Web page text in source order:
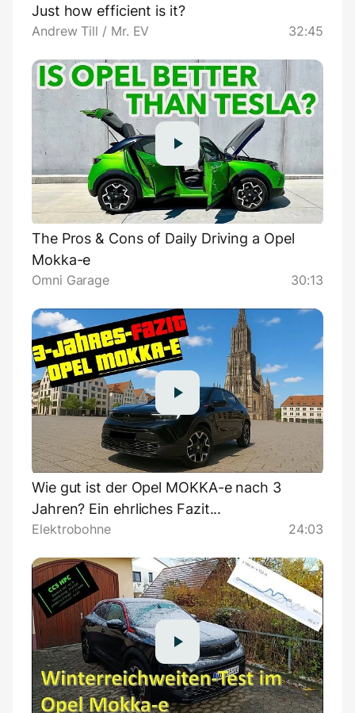
Just how efficient is it?
Andrew Till / Mr. EV 32:45
The Pros & Cons of Daily Driving a Opel
Mokka-e
Omni Garage 30:13
Wie gut ist der Opel MOKKA-e nach 3
Jahren? Ein ehrliches Fazit...
Elektrobohne 24:03